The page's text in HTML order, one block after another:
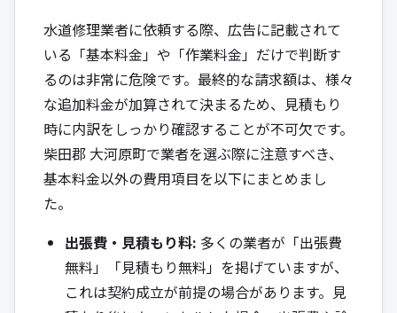
水道修理業者に依頼する際、広告に記載されて
いる「基本料金」や「作業料金」だけで判断す
るのは非常に危険です。最終的な請求額は、様々
な追加料金が加算されて決まるため、見積もり
時に内訳をしっかり確認することが不可欠です。
柴田郡 大河原町で業者を選ぶ際に注意すべき、
基本料金以外の費用項目を以下にまとめまし
た。
出張費・見積もり料: 多くの業者が「出張費
無料」「見積もり無料」を掲げていますが、
これは契約成立が前提の場合があります。見